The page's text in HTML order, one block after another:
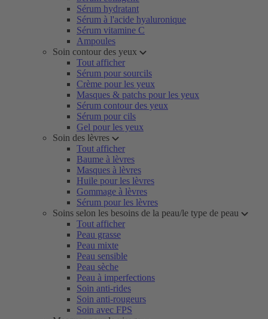
Sérum hydratant
Sérum à l'acide hyaluronique
Sérum vitamine C
Ampoules
Soin contour des yeux
Tout afficher
Sérum pour sourcils
Crème pour les yeux
Masques & patchs pour les yeux
Sérum contour des yeux
Sérum pour cils
Gel pour les yeux
Soin des lèvres
Tout afficher
Baume à lèvres
Masques à lèvres
Huile pour les lèvres
Gommage à lèvres
Sérum pour les lèvres
Soins selon les besoins de la peau/le type de peau
Tout afficher
Peau grasse
Peau mixte
Peau sensible
Peau sèche
Peau à imperfections
Soin anti-rides
Soin anti-rougeurs
Soin avec FPS